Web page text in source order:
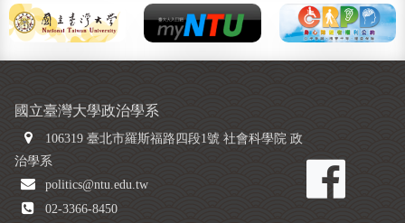
國立臺灣大學政治學系
106319 臺北市羅斯福路四段1號 社會科學院 政
治學系
politics@ntu.edu.tw
02-3366-8450